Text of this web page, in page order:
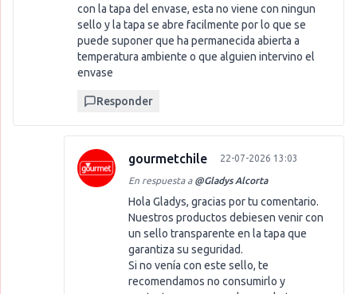
con la tapa del envase, esta no viene con ningun
sello y la tapa se abre facilmente por lo que se
puede suponer que ha permanecida abierta a
temperatura ambiente o que alguien intervino el
envase
Responder
gourmetchile 22-07-2026 13:03
En respuesta a @Gladys Alcorta
Hola Gladys, gracias por tu comentario.
Nuestros productos debiesen venir con
un sello transparente en la tapa que
garantiza su seguridad.
Si no venía con este sello, te
recomendamos no consumirlo y